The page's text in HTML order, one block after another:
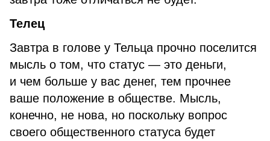
Телец
Завтра в голове у Тельца прочно поселится
мысль о том, что статус — это деньги,
и чем больше у вас денег, тем прочнее
ваше положение в обществе. Мысль,
конечно, не нова, но поскольку вопрос
своего общественного статуса будет